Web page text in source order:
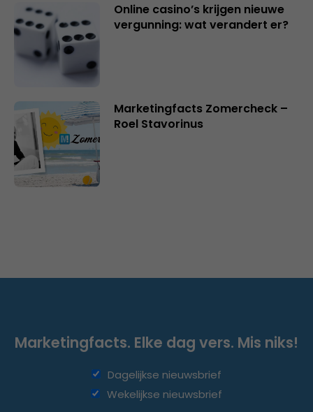
Online casino’s krijgen nieuwe
vergunning: wat verandert er?
Marketingfacts Zomercheck –
Roel Stavorinus
Marketingfacts. Elke dag vers. Mis niks!
Dagelijkse nieuwsbrief
Wekelijkse nieuwsbrief